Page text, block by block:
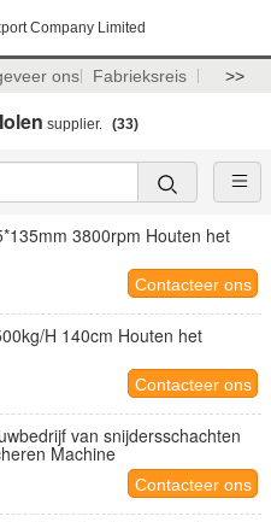
Company Limited
ons Fabrieksreis >>
supplier. (33)
3800rpm Houten het
Contacteer ons
H 140cm Houten het
Contacteer ons
van snijdersschachten
Machine
Contacteer ons